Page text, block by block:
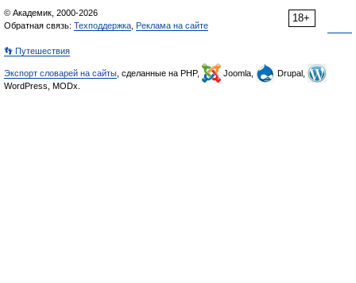
18+
© Академик, 2000-2026
Обратная связь: Техподдержка Реклама на сайте
👣 Путешествия
Экспорт словарей на сайты , сделанные на PHP, Joomla,
Drupal,
WordPress, MODx.